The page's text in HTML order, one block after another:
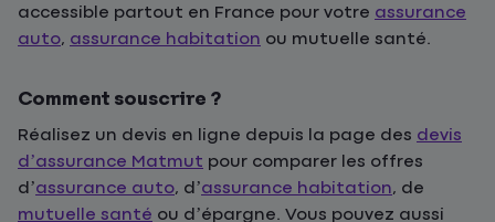
accessible partout en France pour votre assurance
auto, assurance habitation ou mutuelle santé.
Comment souscrire ?
Réalisez un devis en ligne depuis la page des devis
d’assurance Matmut pour comparer les offres
d’assurance auto, d’assurance habitation, de
mutuelle santé ou d’épargne. Vous pouvez aussi